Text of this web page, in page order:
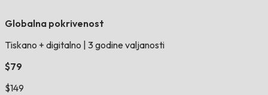
Globalna pokrivenost
Tiskano + digitalno 3 godine valjanosti
$79
$149